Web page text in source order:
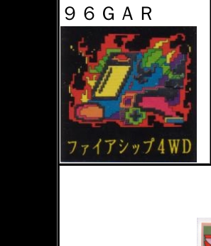
９６ＧＡＲ